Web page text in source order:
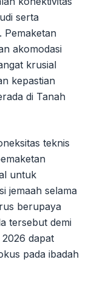
serta
Pemaketan
akomodasi
krusial
kepastian
di Tanah
teknis
untuk
jemaah selama
berupaya
tersebut demi
dapat
pada ibadah